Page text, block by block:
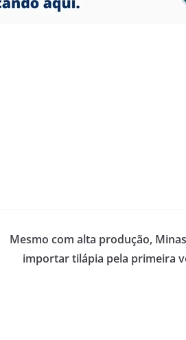
Mesmo com alta produção,
importar tilápia pela primeira